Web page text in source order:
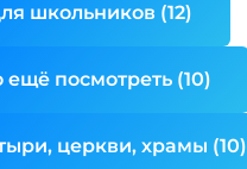
школьников (12)
ещё посмотреть (10)
церкви, храмы (10)